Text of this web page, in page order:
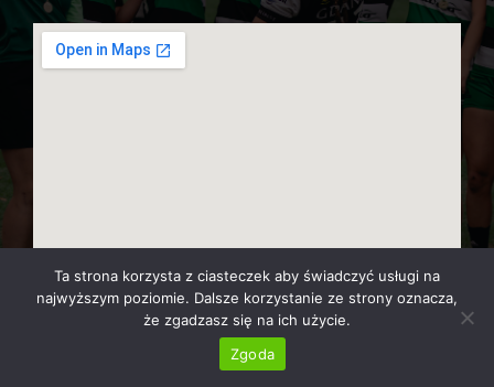
Ta strona korzysta z ciasteczek aby świadczyć usługi na
najwyższym poziomie. Dalsze korzystanie ze strony oznacza,
że zgadzasz się na ich użycie.
Zgoda